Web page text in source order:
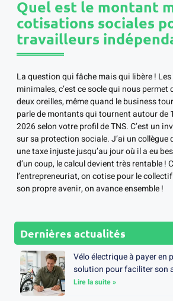
Quel est le montant
cotisations sociales
travailleurs
La question qui fâche mais qui libère !
minimales, c’est ce socle qui nous
deux oreilles, même quand le business
parle de montants qui tournent autour de
2026 selon votre profil de TNS. C’est un
sur sa protection sociale. J’ai un
une taxe injuste jusqu’au jour où il a eu
d’un coup, le calcul devient très rentable !
l’entrepreneuriat, on cotise pour le
son propre avenir, on avance ensemble !
Dernières actualités
Vélo électrique à payer en
solution pour faciliter son
Lire la suite »